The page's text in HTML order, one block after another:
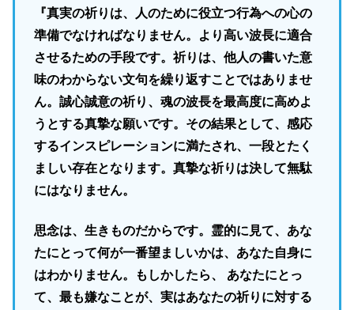
『真実の祈りは、人のために役立つ行為への心の
準備でなければなりません。より高い波長に適合
させるための手段です。祈りは、他人の書いた意
味のわからない文句を繰り返すことではありませ
ん。誠心誠意の祈り、魂の波長を最高度に高めよ
うとする真摯な願いです。その結果として、感応
するインスピレーションに満たされ、一段とたく
ましい存在となります。真摯な祈りは決して無駄
にはなりません。
思念は、生きものだからです。霊的に見て、あな
たにとって何が一番望ましいかは、あなた自身に
はわかりません。もしかしたら、 あなたにとっ
て、最も嫌なことが、実はあなたの祈りに対する